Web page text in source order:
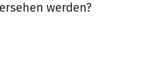
werden?